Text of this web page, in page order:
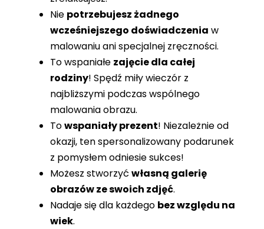
Nie potrzebujesz żadnego
wcześniejszego doświadczenia w
malowaniu ani specjalnej zręczności.
To wspaniałe zajęcie dla całej
rodziny! Spędź miły wieczór z
najbliższymi podczas wspólnego
malowania obrazu.
Towspaniały prezent! Niezależnie od
okazji, ten spersonalizowany podarunek
z pomysłem odniesie sukces!
Możesz stworzyć własną galerię
obrazów ze swoich zdjęć.
Nadaje się dla każdego bez względu na
wiek.